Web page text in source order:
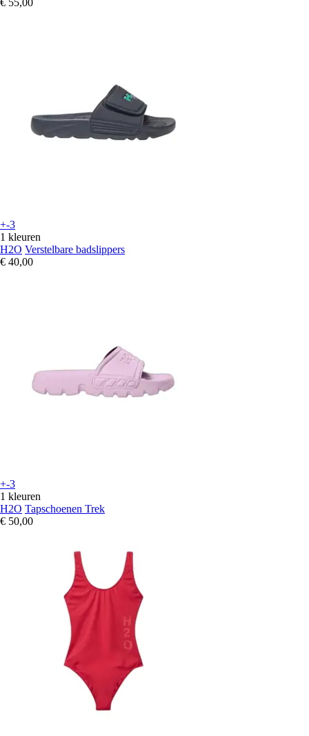
+-3
1 kleuren
H2O Verstelbare badslippers
€ 40,00
+-3
1 kleuren
H2O Tapschoenen Trek
€ 50,00